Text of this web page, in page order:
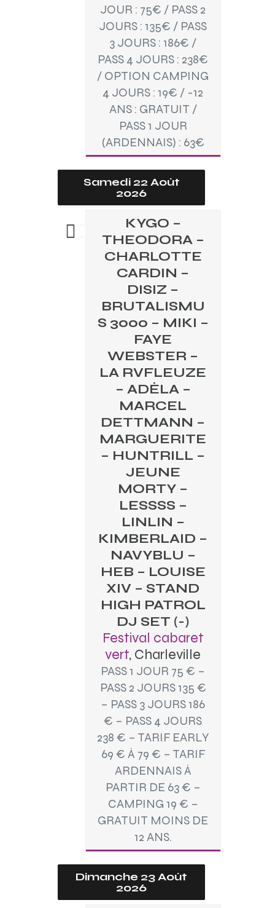
JOUR : 75€ / PASS 2
JOURS : 135€ / PASS
3 JOURS : 186€ /
PASS 4 JOURS : 238€
/ OPTION CAMPING
4 JOURS : 19€ / -12
ANS : GRATUIT /
PASS 1 JOUR
(ARDENNAIS) : 63€
Samedi 22 Août
2026
KYGO –
THEODORA –
CHARLOTTE
CARDIN –
DISIZ –
BRUTALISMU
S 3000 – MIKI –
FAYE
WEBSTER –
LA RVFLEUZE
– ADÉLA –
MARCEL
DETTMANN –
MARGUERITE
– HUNTRILL –
JEUNE
MORTY –
LESSSS –
LINLIN –
KIMBERLAID –
NAVYBLU –
HEB – LOUISE
XIV – STAND
HIGH PATROL
DJ SET (-)
Festival cabaret
vert, Charleville
PASS 1 JOUR 75 € –
PASS 2 JOURS 135 €
– PASS 3 JOURS 186
€ – PASS 4 JOURS
238 € – TARIF EARLY
69 € À 79 € – TARIF
ARDENNAIS À
PARTIR DE 63 € –
CAMPING 19 € –
GRATUIT MOINS DE
12 ANS.
Dimanche 23 Août
2026